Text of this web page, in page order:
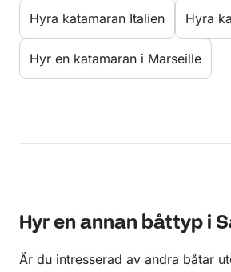
Hyra katamaran Italien Hyra
Hyr en katamaran i Marseille
Hyr en annan båttyp i
Är du intresserad av andra båtar